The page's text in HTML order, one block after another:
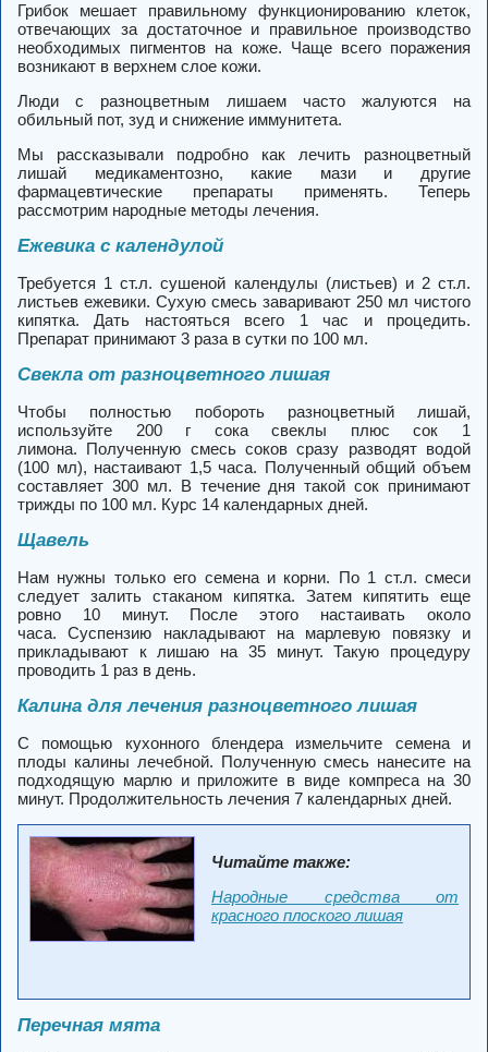
Грибок мешает правильному функционированию клеток,
отвечающих за достаточное и правильное производство
необходимых пигментов на коже. Чаще всего поражения
возникают в верхнем слое кожи.
Люди с разноцветным лишаем часто жалуются на
обильный пот, зуд и снижение иммунитета.
Мы рассказывали подробно как лечить разноцветный
лишай медикаментозно, какие мази и другие
фармацевтические препараты применять. Теперь
рассмотрим народные методы лечения.
Ежевика с календулой
Требуется 1 ст.л. сушеной календулы (листьев) и 2 ст.л.
листьев ежевики. Сухую смесь заваривают 250 мл чистого
кипятка. Дать настояться всего 1 час и процедить.
Препарат принимают 3 раза в сутки по 100 мл.
Свекла от разноцветного лишая
Чтобы полностью побороть разноцветный лишай,
используйте 200 г сока свеклы плюс сок 1
лимона. Полученную смесь соков сразу разводят водой
(100 мл), настаивают 1,5 часа. Полученный общий объем
составляет 300 мл. В течение дня такой сок принимают
трижды по 100 мл. Курс 14 календарных дней.
Щавель
Нам нужны только его семена и корни. По 1 ст.л. смеси
следует залить стаканом кипятка. Затем кипятить еще
ровно 10 минут. После этого настаивать около
часа. Суспензию накладывают на марлевую повязку и
прикладывают к лишаю на 35 минут. Такую процедуру
проводить 1 раз в день.
Калина для лечения разноцветного лишая
С помощью кухонного блендера измельчите семена и
плоды калины лечебной. Полученную смесь нанесите на
подходящую марлю и приложите в виде компреса на 30
минут. Продолжительность лечения 7 календарных дней.
Читайте также:
Народные средства от
красного плоского лишая
Перечная мята